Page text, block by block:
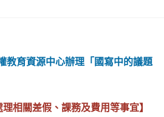
教育資源中心辦理「國寫中的議題
相關差假、課務及費用等事宜】